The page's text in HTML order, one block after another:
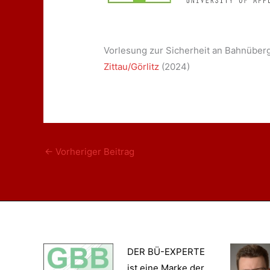
Vorlesung zur Sicherheit an
Zittau/Görlitz (2024)
← Vorheriger Beitrag
DER BÜ-EXPERTE